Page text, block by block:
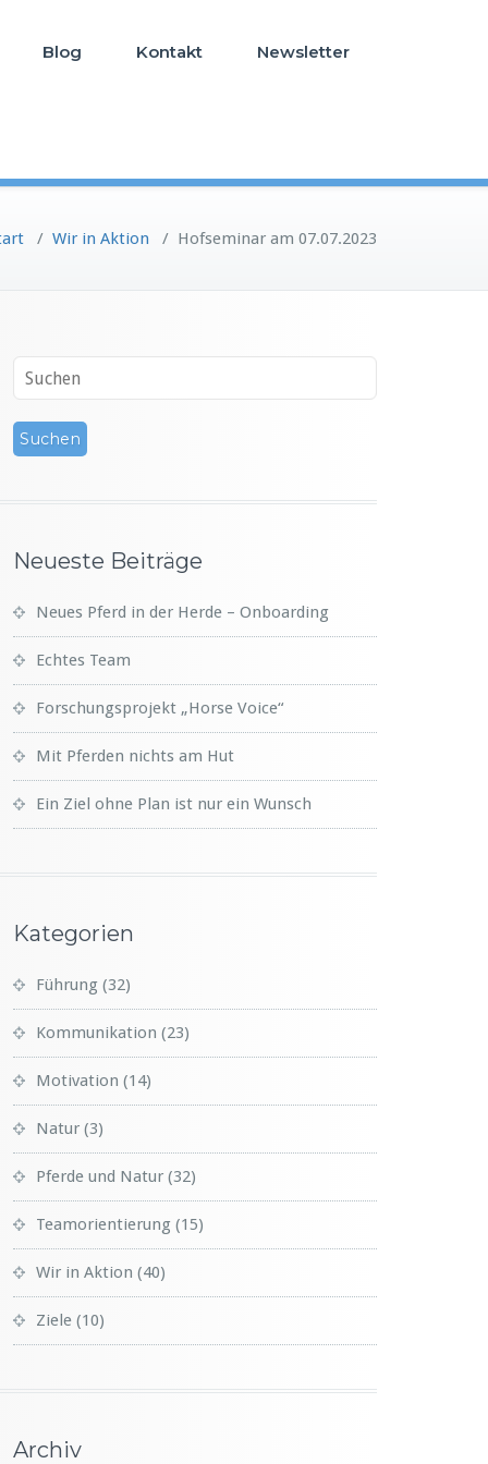
Blog Kontakt Newsletter
/ Wir in Aktion / Hofseminar am 07.07.2023
Neueste Beiträge
Neues Pferd in der Herde – Onboarding
Echtes Team
Forschungsprojekt „Horse Voice“
Mit Pferden nichts am Hut
Ein Ziel ohne Plan ist nur ein Wunsch
Kategorien
Führung (32)
Kommunikation (23)
Motivation (14)
Natur (3)
Pferde und Natur (32)
Teamorientierung (15)
Wir in Aktion (40)
Ziele (10)
Archiv